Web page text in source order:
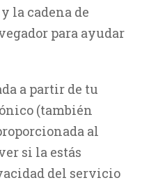
la cadena de
para ayudar
a partir de tu
(también
al
si la estás
del servicio